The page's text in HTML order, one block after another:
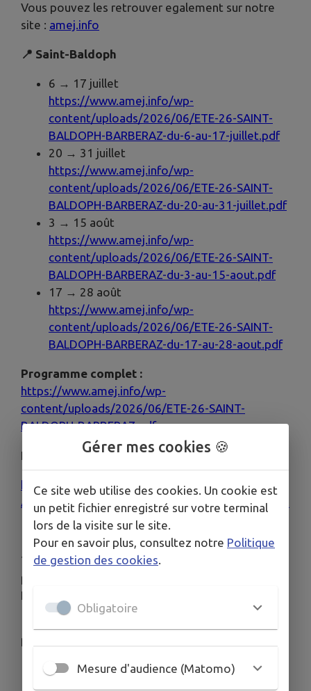
Vous pouvez les retrouver egalement sur notre
site : amej.info
📍 Saint-Baldoph
6 → 17 juillet
https://www.amej.info/wp-
content/uploads/2026/06/ETE-26-SAINT-
BALDOPH-BARBERAZ-du-6-au-17-juillet.pdf
20 → 31 juillet
https://www.amej.info/wp-
content/uploads/2026/06/ETE-26-SAINT-
BALDOPH-BARBERAZ-du-20-au-31-juillet.pdf
3 → 15 août
https://www.amej.info/wp-
content/uploads/2026/06/ETE-26-SAINT-
BALDOPH-BARBERAZ-du-3-au-15-aout.pdf
17 → 28 août
https://www.amej.info/wp-
content/uploads/2026/06/ETE-26-SAINT-
BALDOPH-BARBERAZ-du-17-au-28-aout.pdf
Programme complet :
https://www.amej.info/wp-
content/uploads/2026/06/ETE-26-SAINT-
BALDOPH-BARBERAZ.pdf
Lien Drive :
https://drive.google.com/drive/folders/1e1YOW
A_VMMZmAYfzRSR8FUid9PD_5KbI?usp=drive_link
🎯 3. ACTIVITÉS DU CENTRE SOCIAL – ÉTÉ 2026
Tout au long de l’été, le Centre Social de l’AMEJ
propose des activités
La majorité des animations se déroulent au siège :
Barberaz
📄 Programme complet :
Gérer mes cookies 🍪
Ce site web utilise des cookies. Un cookie est
un petit fichier enregistré sur votre terminal
lors de la visite sur le site.
Pour en savoir plus, consultez notre Politique
de gestion des cookies.
Obligatoire
Mesure d'audience (Matomo)